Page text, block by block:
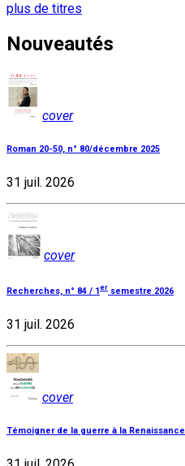
plus de titres
Nouveautés
cover
Roman 20-50, n° 80/décembre 2025
31 juil. 2026
cover
Recherches, n° 84 / 1er semestre 2026
31 juil. 2026
cover
Témoigner de la guerre à la Renaissance